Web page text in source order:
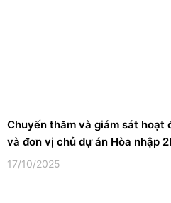
Chuyến thăm và giám sát hoạt
và đơn vị chủ dự án Hòa nhập
17/10/2025